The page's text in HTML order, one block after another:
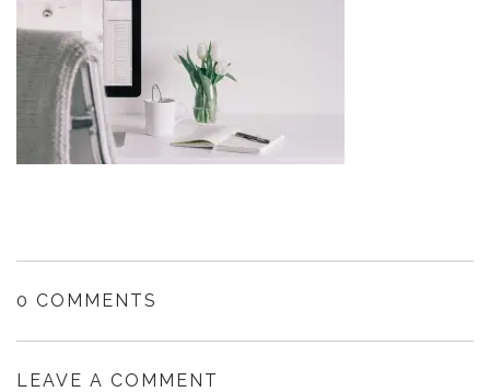
0 COMMENTS
LEAVE A COMMENT